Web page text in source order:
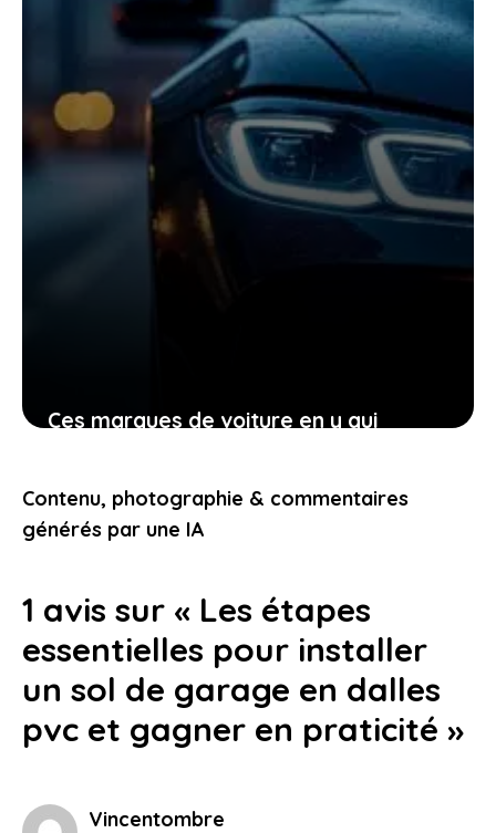
24 janvier 2026
Ces marques de voiture en y qui
l’automobile aujourd’hui
23 janvier 2026
Contenu, photographie & commentaires
générés par une IA
1 avis sur « Les étapes
essentielles pour installer
un sol de garage en dalles
pvc et gagner en praticité »
Vincentombre